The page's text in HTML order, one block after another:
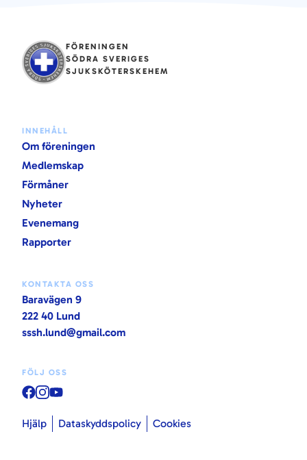
FÖRENINGEN
SÖDRA SVERIGES
SJUKSKÖTERSKEHEM
INNEHÅLL
Om föreningen
Medlemskap
Förmåner
Nyheter
Evenemang
Rapporter
KONTAKTA OSS
Baravägen 9
222 40 Lund
sssh.lund@gmail.com
FÖLJ OSS
Hjälp Dataskyddspolicy Cookies